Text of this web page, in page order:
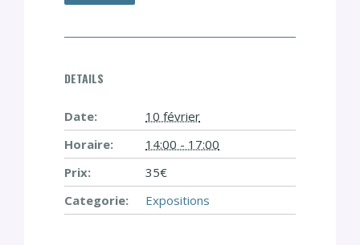
DETAILS
Date:
10 février
Horaire:
14:00 - 17:00
Prix:
35€
Categorie:
Expositions